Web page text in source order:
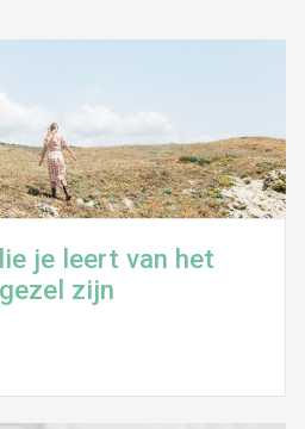
je leert van het
zijn